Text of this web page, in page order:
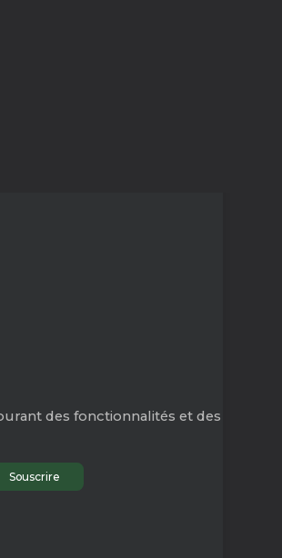
des fonctionnalités et des